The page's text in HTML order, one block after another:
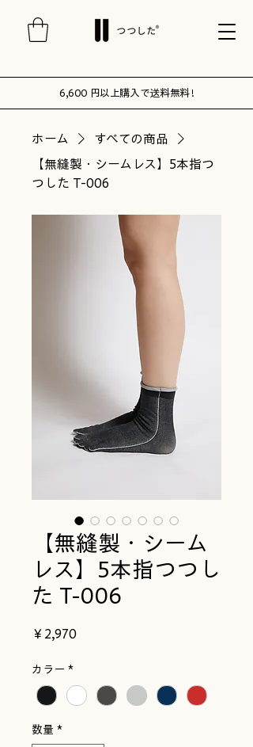
6,600 円以上購入で送料無料 !
ホーム
すべての商品
【無縫製・シームレス】5本指つ
つした T-006
【無縫製・シーム
レス】5本指つつし
た T-006
￥2,970
カラー *
数量 *